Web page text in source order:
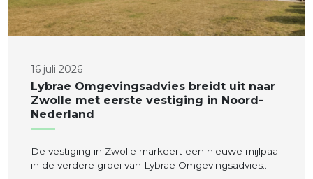
16 juli 2026
Lybrae Omgevingsadvies breidt uit naar
Zwolle met eerste vestiging in Noord-
Nederland
De vestiging in Zwolle markeert een nieuwe mijlpaal
in de verdere groei van Lybrae Omgevingsadvies….